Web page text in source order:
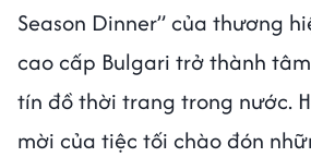
Season Dinner” của thương
cao cấp Bulgari trở thành
tín đồ thời trang trong nước.
mời của tiệc tối chào đón